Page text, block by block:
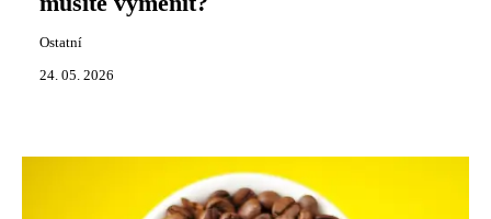
Ostatní
24. 05. 2026